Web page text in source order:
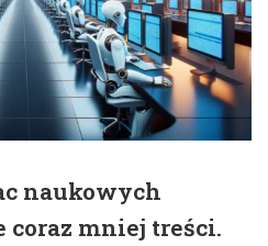
naukowych
coraz mniej treści.